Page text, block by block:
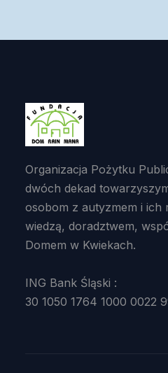
Organizacja Pożytku
dwóch dekad
osobom z autyzmem i
wiedzą, doradztwem,
Domem w Kwiekach.
ING Bank Śląski :
30 1050 1764 1000 0022